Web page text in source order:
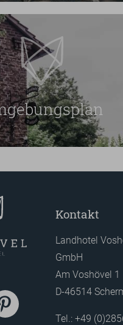
Kontakt
Landhotel
GmbH
Am Voshövel 1
D-46514
Tel.: +49